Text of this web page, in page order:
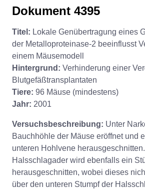
Dokument 4395
Titel: Lokale Genübertragung eines
der Metalloproteinase-2 beeinflusst
einem Mäusemodell
Hintergrund: Verhinderung einer
Blutgefäßtransplantaten
Tiere: 96 Mäuse (mindestens)
Jahr: 2001
Versuchsbeschreibung: Unter
Bauchhöhle der Mäuse eröffnet und
unteren Hohlvene
Halsschlagader wird ebenfalls ein
herausgeschnitten, wobei dieses
über den unteren Stumpf der